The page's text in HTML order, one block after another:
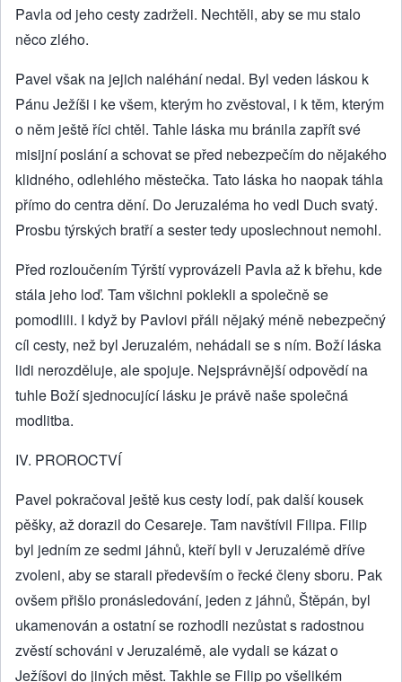
Pavla od jeho cesty zadrželi. Nechtěli, aby se mu stalo
něco zlého.
Pavel však na jejich naléhání nedal. Byl veden láskou k
Pánu Ježíši i ke všem, kterým ho zvěstoval, i k těm, kterým
o něm ještě říci chtěl. Tahle láska mu bránila zapřít své
misijní poslání a schovat se před nebezpečím do nějakého
klidného, odlehlého městečka. Tato láska ho naopak táhla
přímo do centra dění. Do Jeruzaléma ho vedl Duch svatý.
Prosbu týrských bratří a sester tedy uposlechnout nemohl.
Před rozloučením Týrští vyprovázeli Pavla až k břehu, kde
stála jeho loď. Tam všichni poklekli a společně se
pomodlili. I když by Pavlovi přáli nějaký méně nebezpečný
cíl cesty, než byl Jeruzalém, nehádali se s ním. Boží láska
lidi nerozděluje, ale spojuje. Nejsprávnější odpovědí na
tuhle Boží sjednocující lásku je právě naše společná
modlitba.
IV. PROROCTVÍ
Pavel pokračoval ještě kus cesty lodí, pak další kousek
pěšky, až dorazil do Cesareje. Tam navštívil Filipa. Filip
byl jedním ze sedmi jáhnů, kteří byli v Jeruzalémě dříve
zvoleni, aby se starali především o řecké členy sboru. Pak
ovšem přišlo pronásledování, jeden z jáhnů, Štěpán, byl
ukamenován a ostatní se rozhodli nezůstat s radostnou
zvěstí schováni v Jeruzalémě, ale vydali se kázat o
Ježíšovi do jiných měst. Takhle se Filip po všelikém